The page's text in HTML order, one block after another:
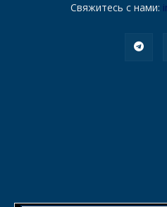
Свяжитесь с нами: